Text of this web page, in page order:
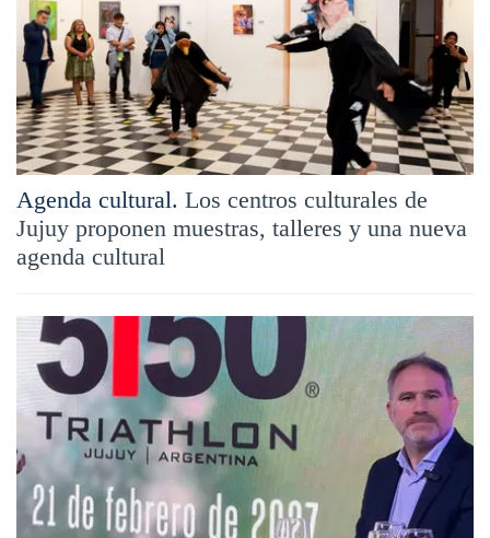
Agenda cultural. Los centros culturales de
Jujuy proponen muestras, talleres y una nueva
agenda cultural